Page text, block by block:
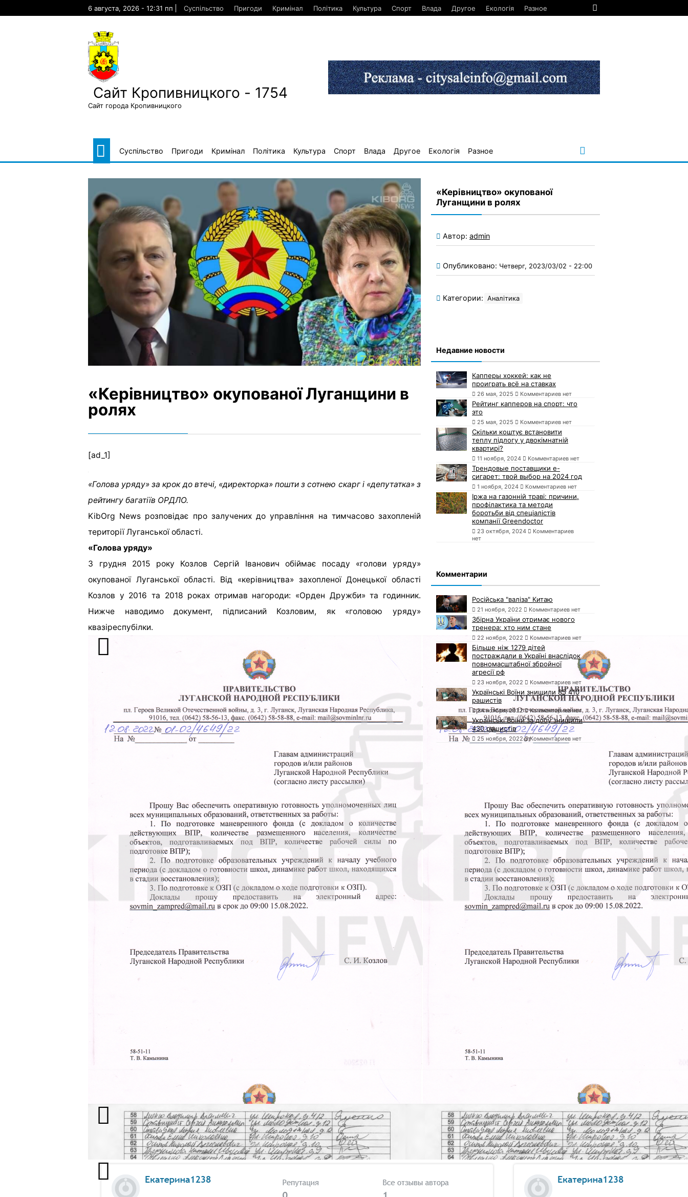
6 августа, 2026 - 12:31 пп Суспільство Пригоди Кримінал Політика Культура Спорт Влада Другое Екологія Разное
Сайт Кропивницкого - 1754
Сайт города Кропивницкого
Суспільство Пригоди Кримінал Політика Культура Спорт Влада Другое Екологія Разное
«Керівництво» окупованої Луганщини в
ролях
[ad_1]
«Голова уряду» за крок до втечі, «директорка» пошти з сотнею скарг і «депутатка» з
рейтингу багатіїв ОРДЛО.
KibOrg News розповідає про залучених до управління на тимчасово захопленій
території Луганської області.
«Голова уряду»
З грудня 2015 року Козлов Сергій Іванович обіймає посаду «голови уряду»
окупованої Луганської області. Від «керівництва» захопленої Донецької області
Козлов у 2016 та 2018 роках отримав нагороди: «Орден Дружби» та годинник.
Нижче наводимо документ, підписаний Козловим, як «головою уряду»
квазіреспубілки.
травні 2014 року окупанти оголосили добровільну мобілізацію в Луганській області.
Тоді Козлов був зарахований до батальйону «Заря» («Зоря»), а за декілька днів
призначений начальником штабу. В інтерв’ю у 2016 році «екс-голова» окупованої
Луганщини розповів, що літом 2014 року батальйон «Заря» обстрілював Луганськ з
метою звинувачення України. У 2017 році інформацію підтвердив бойовик «Зарі»
Віталій Воротилін: «Відбувалися обстріли шкіл, ринку, лікарень».
У 2018 році загинув Олександр Захарченко — «голова» окупованої Донеччини.
Смерть Захарченка настала внаслідок вибуху в кафе «Сепар» у Донецьку. Тоді
мережах розмістив пост із закликом «зберігати спокій і не піддаватися паніці» та
повідомленням про те, що він «на деякий час залишає територію Луганщини».
Згодом «рада міністрів» спростувала цю інформацію, заявивши, що акаунт Сергія
Козлова в Facebook, де було оприлюднено пост, неверифікований. На тій самій
сторінці Facebook було розміщено заперечення Козлова: «Я нікуди не біг і
намагаюся взяти ситуацію під свій контроль».
«Керівництво пошти»
Посаду генеральної директорки «Почты ЛНР» («Пошти» окупованої Луганщини)
обіймає Пуховцева Марина Євгеніївна. У 2017 році колаборантка розповіла, що вже
на той час «Пошта», одне з перших зареєстрованих підприємств квазіреспубліки,
досягла «непоганих результатів». Втім документи свідчать про зворотне. У червні
місяці «адміністрація» написала знову щодо звернень громадян з приводу
відсутності поштового відділення в селищі Мирне (раніше Червоноармійське).
Місцеві жителі все ще скаржилися, що отримання пошти в сусідньому населеному
пункті доволі проблематичне, а для деяких верств населення майже неможливе.
В інтернеті переважна кількість відгуків на «Пошту» окупантів негативна. Тенденція
неякісної роботи підприємства прослідковується впродовж років.
«Начальство відділу адміністрації»
«Керівництво» окупованої
Луганщини в ролях
Автор: admin
Опубликовано: Четверг, 2023/03/02 - 22:00
Категории: Аналітика
Недавние новости
Капперы хоккей: как не
проиграть всё на ставках
26 мая, 2025 Комментариев нет
Рейтинг капперов на спорт: что
это
25 мая, 2025 Комментариев нет
Скільки коштує встановити
теплу підлогу у двокімнатній
квартирі?
11 ноября, 2024 Комментариев нет
Трендовые поставщики e-
сигарет: твой выбор на 2024 год
1 ноября, 2024 Комментариев нет
Іржа на газонній траві: причини,
профілактика та методи
боротьби від спеціалістів
компанії Greendoctor
23 октября, 2024
Комментариев
нет
Комментарии
Російська "валіза" Китаю
21 ноября, 2022 Комментариев нет
Збірна України отримає нового
тренера: хто ним стане
22 ноября, 2022 Комментариев нет
Більше ніж 1279 дітей
постраждали в Україні внаслідок
повномасштабної збройної
агресії рф
23 ноября, 2022 Комментариев нет
Українські Воїни знищили 85 410
рашистів
24 ноября, 2022 Комментариев нет
Українські Воїни за добу знищили
430 рашистів
25 ноября, 2022 Комментариев нет